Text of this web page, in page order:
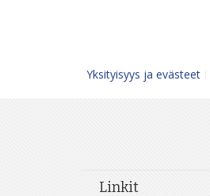
Yksityisyys ja evästeet
Linkit